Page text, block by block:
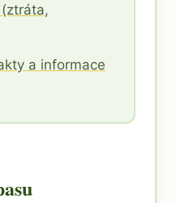
a informace